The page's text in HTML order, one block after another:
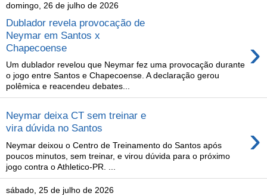
domingo, 26 de julho de 2026
Dublador revela provocação de
Neymar em Santos x
Chapecoense
›
Um dublador revelou que Neymar fez uma provocação durante
o jogo entre Santos e Chapecoense. A declaração gerou
polêmica e reacendeu debates...
Neymar deixa CT sem treinar e
vira dúvida no Santos
›
Neymar deixou o Centro de Treinamento do Santos após
poucos minutos, sem treinar, e virou dúvida para o próximo
jogo contra o Athletico-PR. ...
sábado, 25 de julho de 2026